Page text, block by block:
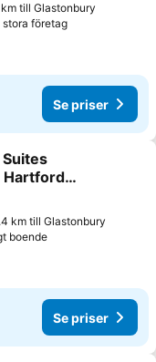
till Glastonbury
stora företag
Se priser
Mina Favoriter
Hartford
km till Glastonbury
boende
Se priser